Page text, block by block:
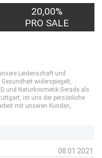
20,00%
PRO SALE
Leidenschaft und
widerspiegelt,
und Naturkosmetik.Gerade als
ist uns der persönliche
mit unseren Kunden,
08.01.2021